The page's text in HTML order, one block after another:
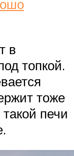
в
топкой.
тоже
печи